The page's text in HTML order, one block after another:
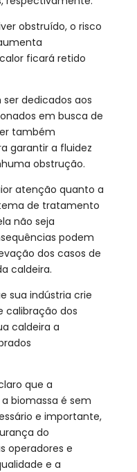
obstruído, o risco
ficará retido
dedicados aos
em busca de
também
garantir a fluidez
obstrução.
atenção quanto a
de tratamento
não seja
podem
dos casos de
caldeira.
sua indústria crie
calibração dos
caldeira a
que a
biomassa é sem
e importante,
do
operadores e
e a